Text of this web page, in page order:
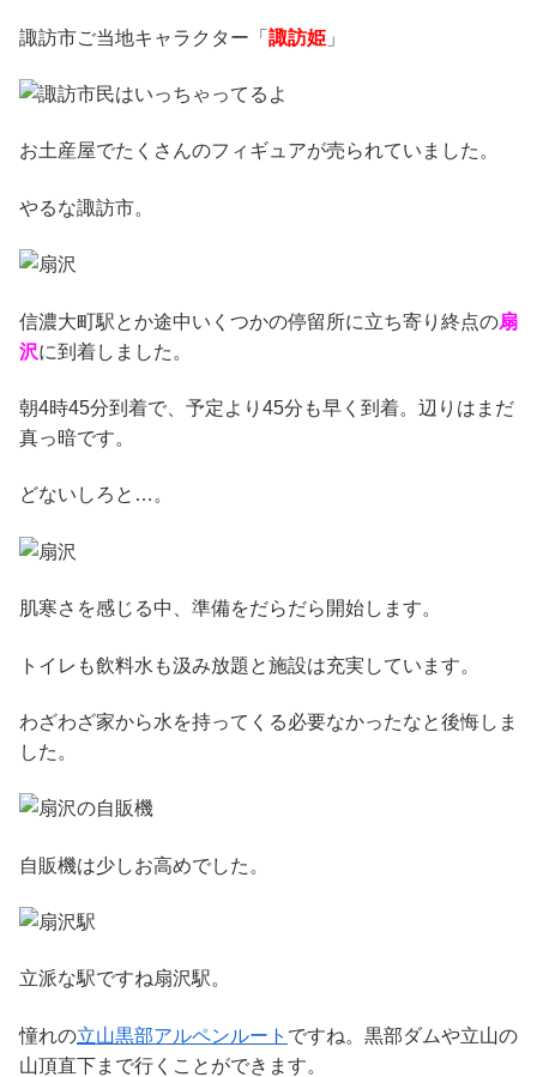
諏訪市ご当地キャラクター「 諏訪姫 」
お土産屋でたくさんのフィギュアが売られていました。
やるな諏訪市。
信濃大町駅とか途中いくつかの停留所に立ち寄り終点の扇
沢に到着しました。
朝4時45分到着で、予定より45分も早く到着。辺りはまだ
真っ暗です。
どないしろと…。
肌寒さを感じる中、準備をだらだら開始します。
トイレも飲料水も汲み放題と施設は充実しています。
わざわざ家から水を持ってくる必要なかったなと後悔しま
した。
自販機は少しお高めでした。
立派な駅ですね扇沢駅。
憧れの立山黒部アルペンルート ですね。黒部ダムや立山の
山頂直下まで行くことができます。